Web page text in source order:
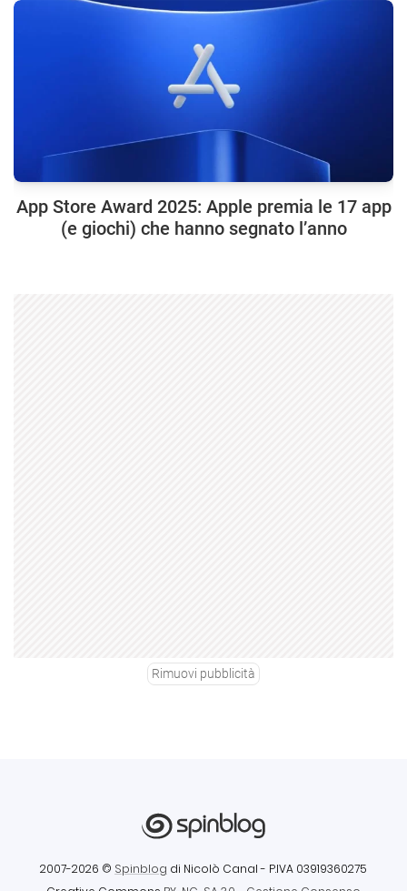
App Store Award 2025: Apple premia le 17 app
(e giochi) che hanno segnato l’anno
Rimuovi pubblicità
2007-2026 © Spinblog di Nicolò Canal - P.IVA 03919360275